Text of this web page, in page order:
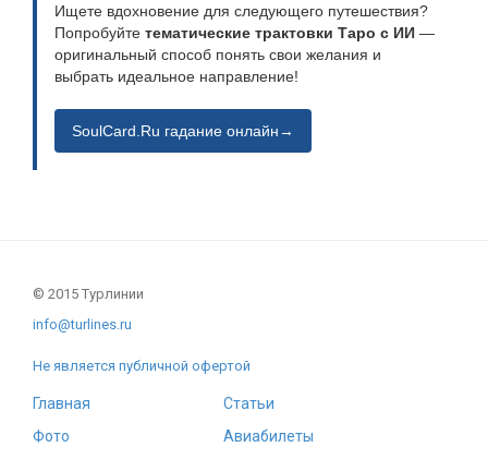
Ищете вдохновение для следующего путешествия?
Попробуйте тематические трактовки Таро с ИИ —
оригинальный способ понять свои желания и
выбрать идеальное направление!
SoulCard.Ru гадание онлайн→
© 2015 Турлинии
info@turlines.ru
Не является публичной офертой
Главная
Статьи
Фото
Авиабилеты